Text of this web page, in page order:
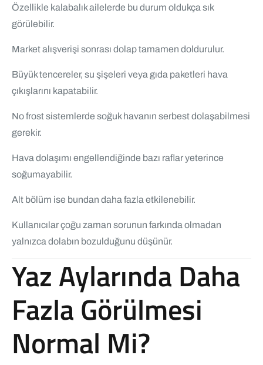
Özellikle kalabalık ailelerde bu durum oldukça sık
görülebilir.
Market alışverişi sonrası dolap tamamen doldurulur.
Büyük tencereler, su şişeleri veya gıda paketleri hava
çıkışlarını kapatabilir.
No frost sistemlerde soğuk havanın serbest dolaşabilmesi
gerekir.
Hava dolaşımı engellendiğinde bazı raflar yeterince
soğumayabilir.
Alt bölüm ise bundan daha fazla etkilenebilir.
Kullanıcılar çoğu zaman sorunun farkında olmadan
yalnızca dolabın bozulduğunu düşünür.
Yaz Aylarında Daha
Fazla Görülmesi
Normal Mi?